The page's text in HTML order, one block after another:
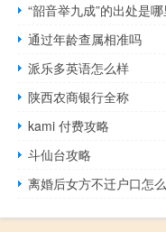
“韶音举九成”的出处是哪
通过年龄查属相准吗
派乐多英语怎么样
陕西农商银行全称
kami 付费攻略
斗仙台攻略
离婚后女方不迁户口怎